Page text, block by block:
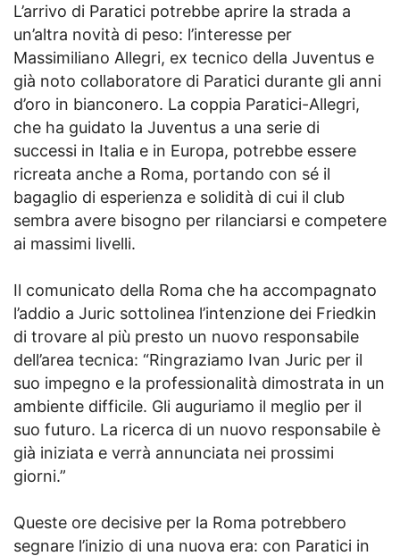
L’arrivo di Paratici potrebbe aprire la strada a
un’altra novità di peso: l’interesse per
Massimiliano Allegri, ex tecnico della Juventus e
già noto collaboratore di Paratici durante gli anni
d’oro in bianconero. La coppia Paratici-Allegri,
che ha guidato la Juventus a una serie di
successi in Italia e in Europa, potrebbe essere
ricreata anche a Roma, portando con sé il
bagaglio di esperienza e solidità di cui il club
sembra avere bisogno per rilanciarsi e competere
ai massimi livelli.
Il comunicato della Roma che ha accompagnato
l’addio a Juric sottolinea l’intenzione dei Friedkin
di trovare al più presto un nuovo responsabile
dell’area tecnica: “Ringraziamo Ivan Juric per il
suo impegno e la professionalità dimostrata in un
ambiente difficile. Gli auguriamo il meglio per il
suo futuro. La ricerca di un nuovo responsabile è
già iniziata e verrà annunciata nei prossimi
giorni.”
Queste ore decisive per la Roma potrebbero
segnare l’inizio di una nuova era: con Paratici in